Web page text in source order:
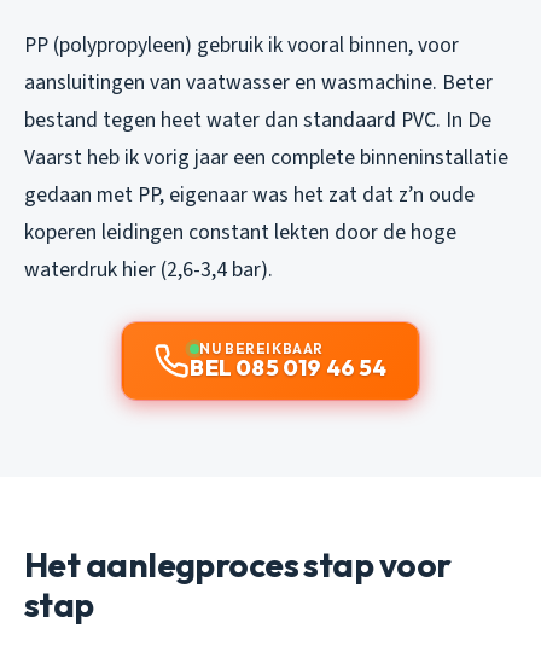
PP (polypropyleen) gebruik ik vooral binnen, voor
aansluitingen van vaatwasser en wasmachine. Beter
bestand tegen heet water dan standaard PVC. In De
Vaarst heb ik vorig jaar een complete binneninstallatie
gedaan met PP, eigenaar was het zat dat z’n oude
koperen leidingen constant lekten door de hoge
waterdruk hier (2,6-3,4 bar).
NU BEREIKBAAR
BEL 085 019 46 54
Het aanlegproces stap voor
stap